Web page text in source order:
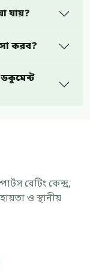
যায়?
করব?
বেটিং কেন্দ্র,
ও স্থানীয়